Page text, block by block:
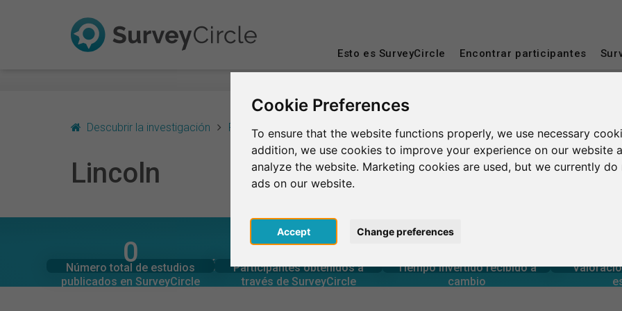
Cookie Preferences
To ensure that the website functions properly, we use necessary
addition, we use cookies to improve your experience on our website
analyze the website. Marketing cookies are used, but we currently
ads on our website.
Accept Change preferences
Esto es SurveyCircle Encontrar participantes
Descubrir la investigación Reino Unido - Inglaterra Lincoln
Lincoln
EN RESUMEN – INVESTIGACIÓN EN LINCOLN
0
Número total de estudios
publicados en SurveyCircle
0
Estudios actuales en
SurveyCircle 0
Participantes obtenidos a
través de SurveyCircle
0
Participaciones generadas en
Tiempo invertido recibido a
cambio
0
Tiempo invertido en otros